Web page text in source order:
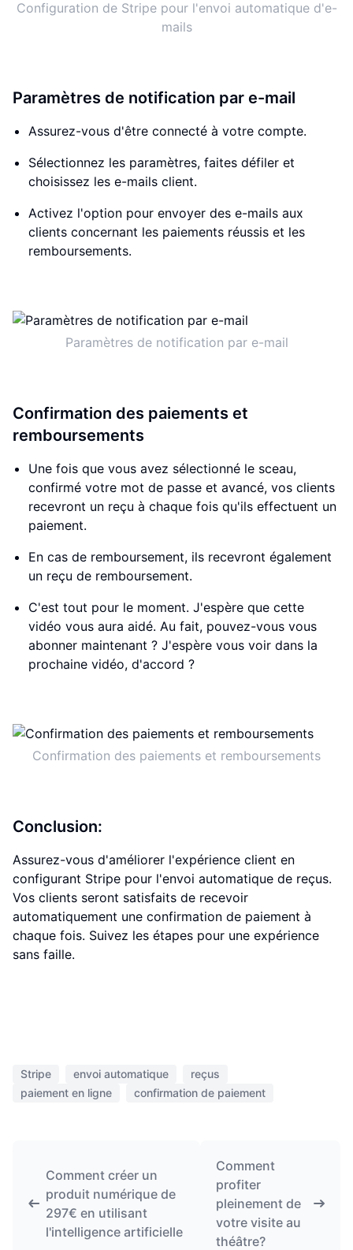
Configuration de Stripe pour l'envoi automatique d'e-
mails
Paramètres de notification par e-mail
Assurez-vous d'être connecté à votre compte.
Sélectionnez les paramètres, faites défiler et
choisissez les e-mails client.
Activez l'option pour envoyer des e-mails aux
clients concernant les paiements réussis et les
remboursements.
Paramètres de notification par e-mail
Confirmation des paiements et
remboursements
Une fois que vous avez sélectionné le sceau,
confirmé votre mot de passe et avancé, vos clients
recevront un reçu à chaque fois qu'ils effectuent un
paiement.
En cas de remboursement, ils recevront également
un reçu de remboursement.
C'est tout pour le moment. J'espère que cette
vidéo vous aura aidé. Au fait, pouvez-vous vous
abonner maintenant ? J'espère vous voir dans la
prochaine vidéo, d'accord ?
Confirmation des paiements et remboursements
Conclusion:
Assurez-vous d'améliorer l'expérience client en
configurant Stripe pour l'envoi automatique de reçus.
Vos clients seront satisfaits de recevoir
automatiquement une confirmation de paiement à
chaque fois. Suivez les étapes pour une expérience
sans faille.
Stripe envoi automatique
reçus
paiement en ligne
confirmation de paiement
Comment créer un
produit numérique de
297€ en utilisant
l'intelligence artificielle
Comment
profiter
pleinement de
votre visite au
théâtre?